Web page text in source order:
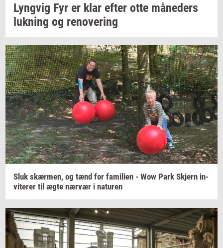
Lyng­vig Fyr er klar efter otte må­ne­ders
luk­ning og renove­ring
Sluk skær­men, og tænd for fa­mi­li­en - Wow Park Skjern in­
vi­te­rer til ægte nær­vær i na­tu­ren